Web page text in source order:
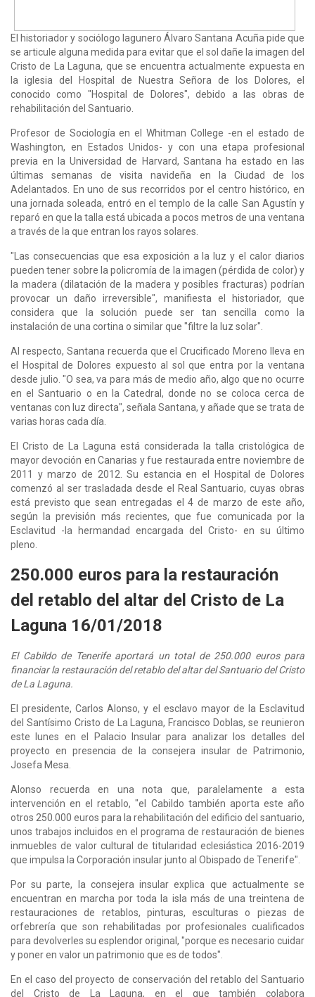
El historiador y sociólogo lagunero Álvaro Santana Acuña pide que
se articule alguna medida para evitar que el sol dañe la imagen del
Cristo de La Laguna, que se encuentra actualmente expuesta en
la iglesia del Hospital de Nuestra Señora de los Dolores, el
conocido como "Hospital de Dolores", debido a las obras de
rehabilitación del Santuario.
Profesor de Sociología en el Whitman College -en el estado de
Washington, en Estados Unidos- y con una etapa profesional
previa en la Universidad de Harvard, Santana ha estado en las
últimas semanas de visita navideña en la Ciudad de los
Adelantados. En uno de sus recorridos por el centro histórico, en
una jornada soleada, entró en el templo de la calle San Agustín y
reparó en que la talla está ubicada a pocos metros de una ventana
a través de la que entran los rayos solares.
"Las consecuencias que esa exposición a la luz y el calor diarios
pueden tener sobre la policromía de la imagen (pérdida de color) y
la madera (dilatación de la madera y posibles fracturas) podrían
provocar un daño irreversible", manifiesta el historiador, que
considera que la solución puede ser tan sencilla como la
instalación de una cortina o similar que "filtre la luz solar".
Al respecto, Santana recuerda que el Crucificado Moreno lleva en
el Hospital de Dolores expuesto al sol que entra por la ventana
desde julio. "O sea, va para más de medio año, algo que no ocurre
en el Santuario o en la Catedral, donde no se coloca cerca de
ventanas con luz directa", señala Santana, y añade que se trata de
varias horas cada día.
El Cristo de La Laguna está considerada la talla cristológica de
mayor devoción en Canarias y fue restaurada entre noviembre de
2011 y marzo de 2012. Su estancia en el Hospital de Dolores
comenzó al ser trasladada desde el Real Santuario, cuyas obras
está previsto que sean entregadas el 4 de marzo de este año,
según la previsión más recientes, que fue comunicada por la
Esclavitud -la hermandad encargada del Cristo- en su último
pleno.
250.000 euros para la restauración
del retablo del altar del Cristo de La
Laguna 16/01/2018
El Cabildo de Tenerife aportará un total de 250.000 euros para
financiar la restauración del retablo del altar del Santuario del Cristo
de La Laguna.
El presidente, Carlos Alonso, y el esclavo mayor de la Esclavitud
del Santísimo Cristo de La Laguna, Francisco Doblas, se reunieron
este lunes en el Palacio Insular para analizar los detalles del
proyecto en presencia de la consejera insular de Patrimonio,
Josefa Mesa.
Alonso recuerda en una nota que, paralelamente a esta
intervención en el retablo, "el Cabildo también aporta este año
otros 250.000 euros para la rehabilitación del edificio del santuario,
unos trabajos incluidos en el programa de restauración de bienes
inmuebles de valor cultural de titularidad eclesiástica 2016-2019
que impulsa la Corporación insular junto al Obispado de Tenerife".
Por su parte, la consejera insular explica que actualmente se
encuentran en marcha por toda la isla más de una treintena de
restauraciones de retablos, pinturas, esculturas o piezas de
orfebrería que son rehabilitadas por profesionales cualificados
para devolverles su esplendor original, "porque es necesario cuidar
y poner en valor un patrimonio que es de todos".
En el caso del proyecto de conservación del retablo del Santuario
del Cristo de La Laguna, en el que también colabora